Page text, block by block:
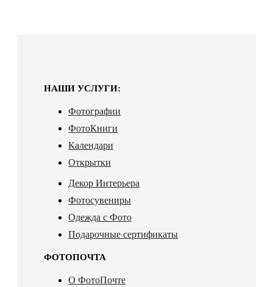
НАШИ УСЛУГИ:
Фотографии
ФотоКниги
Календари
Открытки
Декор Интерьера
Фотосувениры
Одежда с Фото
Подарочные сертификаты
ФОТОПОЧТА
О ФотоПочте